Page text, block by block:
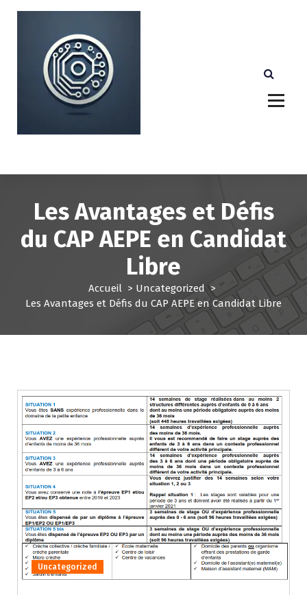
e
Les Avantages et Défis
du CAP AEPE en Candidat
Libre
Accueil > Uncategorized>
Les Avantages et Défis du CAP AEPE en Candidat Libre
Uncategorized